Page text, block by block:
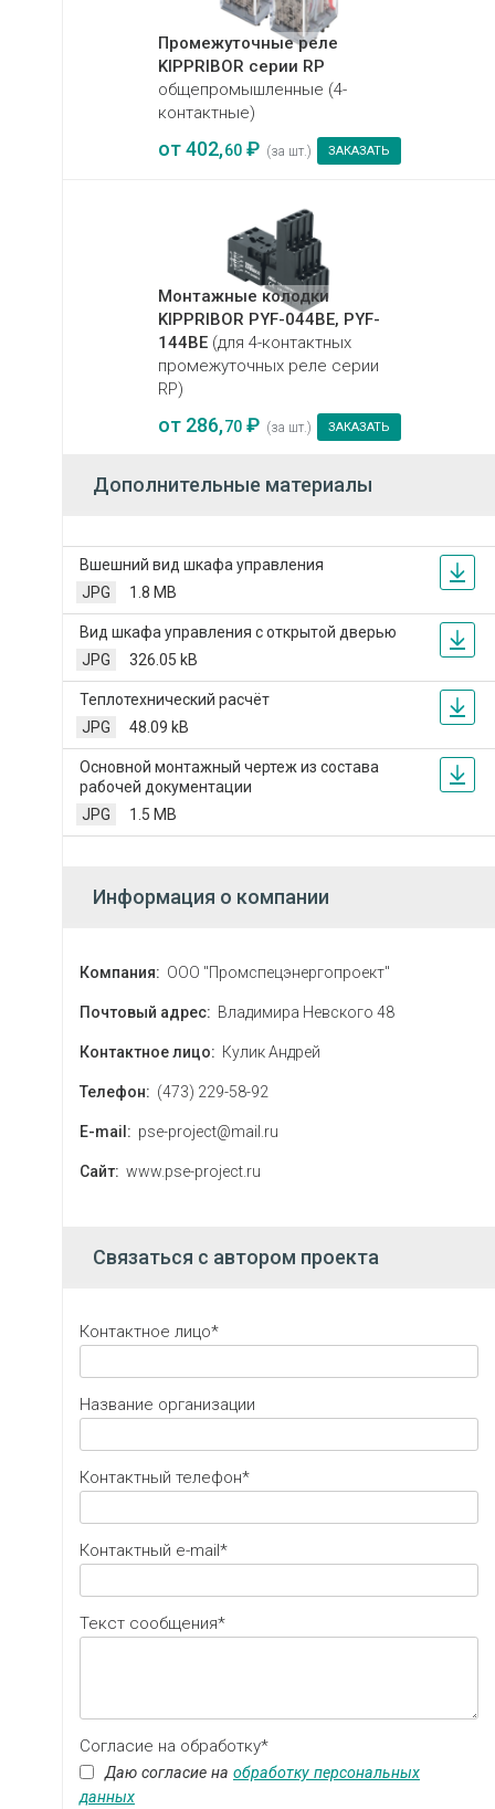
Промежуточные реле
KIPPRIBOR серии RP
общепромышленные (4-
контактные)
от402,60₽ (за шт.) ЗАКАЗАТЬ
Монтажные колодки
KIPPRIBOR PYF-044BE, PYF-
144BE (для 4-контактных
промежуточных реле серии
RP)
от 286,70 ₽ (за шт.) ЗАКАЗАТЬ
Дополнительные материалы
Вшешний вид шкафа управления
JPG
1.8 MB
Вид шкафа управления с открытой дверью
JPG
326.05 kB
Теплотехнический расчёт
JPG
48.09 kB
Основной монтажный чертеж из состава
рабочей документации
JPG
1.5 MB
Информация о компании
Компания: ООО "Промспецэнергопроект"
Почтовый адрес: Владимира Невского 48
Контактное лицо: Кулик Андрей
Телефон: (473) 229-58-92
E-mail: pse-project@mail.ru
Сайт: www.pse-project.ru
Связаться с автором проекта
Контактное лицо*
Название организации
Контактный телефон*
Контактный e-mail*
Текст сообщения*
Согласие на обработку*
Даю согласие на обработку персональных
данных